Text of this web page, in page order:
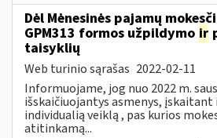
Dėl Mėnesinės pajamų
GPM313 formos užpildymo ir
taisyklių
Web turinio sąrašas 2022-02-11
Informuojame, jog nuo 2022 m.
išskaičiuojantys asmenys, įskaitant
individualią veiklą , pas kurios
atitinkamą...